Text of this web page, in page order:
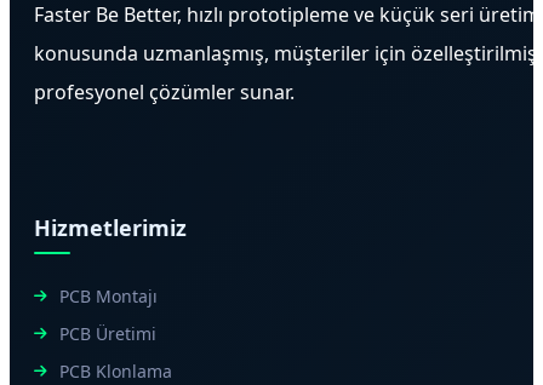
Faster Be Better, hızlı prototipleme ve küçük seri üretim
konusunda uzmanlaşmış, müşteriler için özelleştirilmiş
profesyonel çözümler sunar.
Hizmetlerimiz
PCB Montajı
PCB Üretimi
PCB Klonlama